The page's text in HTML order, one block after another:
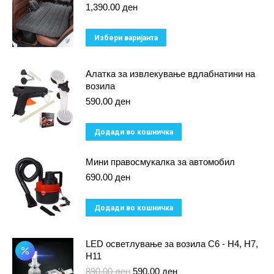
1,390.00 ден
Избери варијанта
has
The
options
on
product
Алатка за извлекување вдлабнатини на
возила
590.00 ден
Додади во кошничка
Мини правосмукалка за автомобил
690.00 ден
Додади во кошничка
LED осветлување за возила C6 - H4, H7,
H11
890.00ден Original
590.00 денCurrent